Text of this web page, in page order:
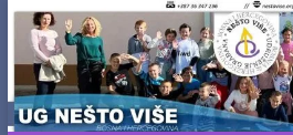
Skip
content